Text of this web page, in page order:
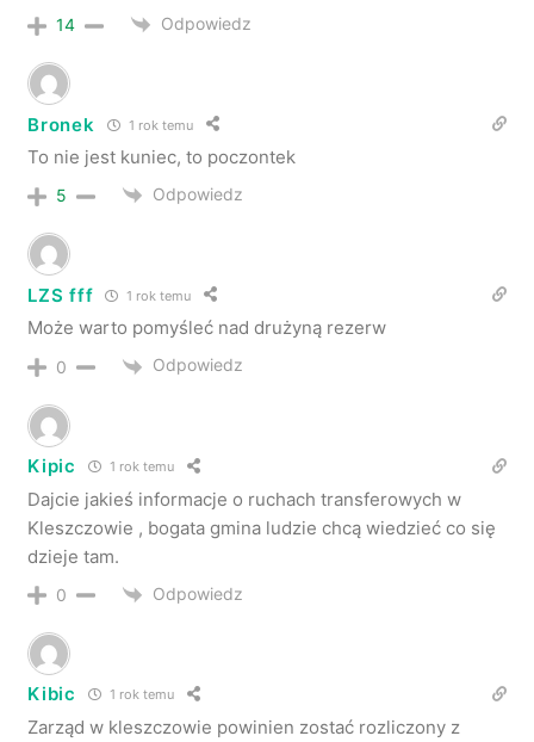
14 Odpowiedz
Bronek 1 rok temu
To nie jest kuniec, to poczontek
5 Odpowiedz
LZS fff 1 rok temu
Może warto pomyśleć nad drużyną rezerw
0 Odpowiedz
Kipic 1 rok temu
Dajcie jakieś informacje o ruchach transferowych w
Kleszczowie , bogata gmina ludzie chcą wiedzieć co się
dzieje tam.
0 Odpowiedz
Kibic 1 rok temu
Zarząd w kleszczowie powinien zostać rozliczony z